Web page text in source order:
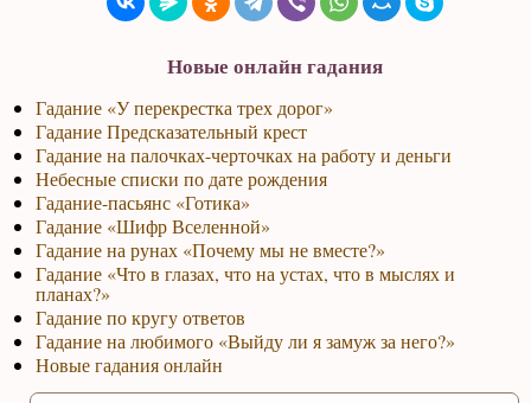
Новые онлайн гадания
Гадание «У перекрестка трех дорог»
Гадание Предсказательный крест
Гадание на палочках-черточках на работу и деньги
Небесные списки по дате рождения
Гадание-пасьянс «Готика»
Гадание «Шифр Вселенной»
Гадание на рунах «Почему мы не вместе?»
Гадание «Что в глазах, что на устах, что в мыслях и
планах?»
Гадание по кругу ответов
Гадание на любимого «Выйду ли я замуж за него?»
Новые гадания онлайн